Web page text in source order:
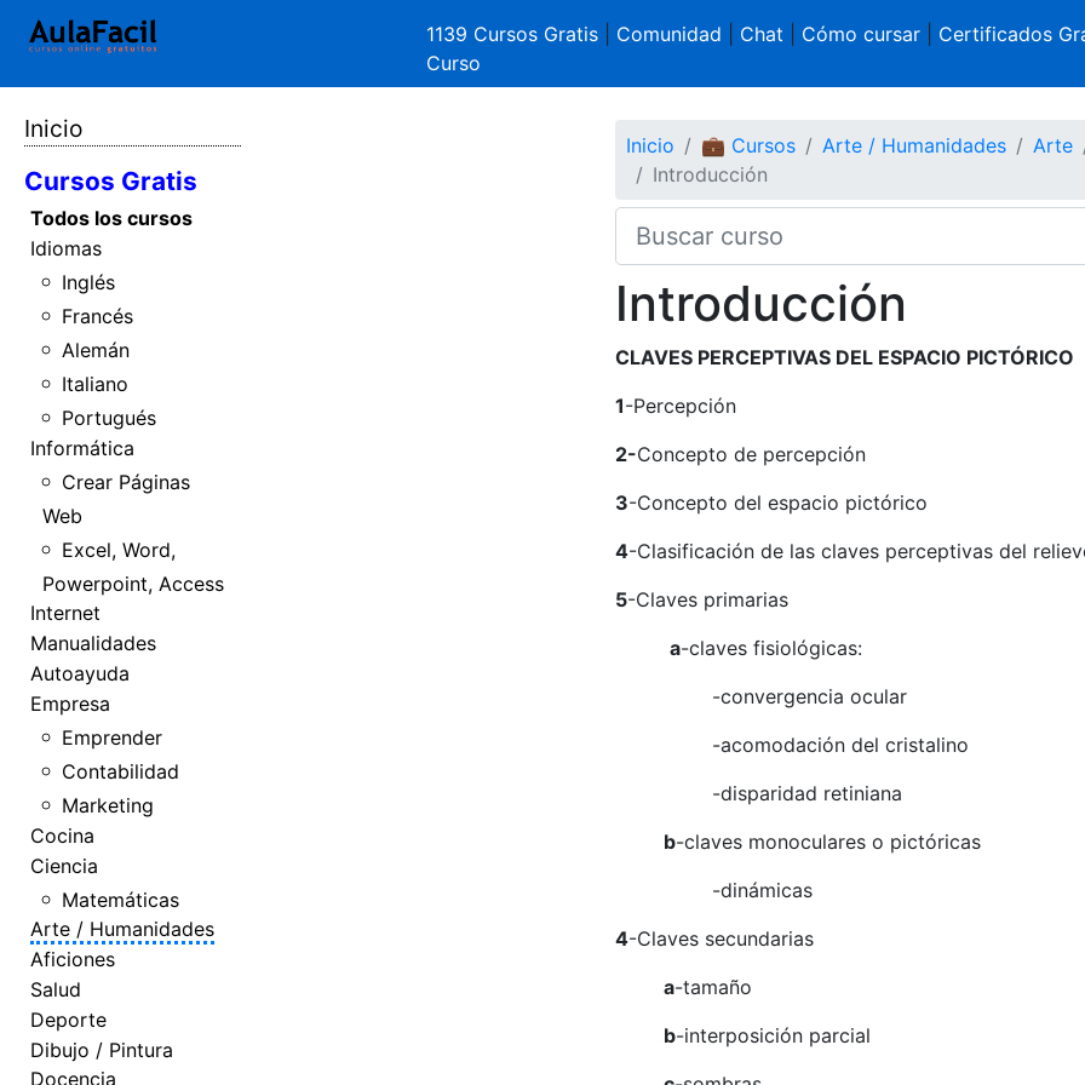
1139 Cursos Gratis Comunidad Chat Cómo cursar| Certificados
Curso
Inicio
Cursos Gratis
Todos los cursos
Idiomas
Inglés
Francés
Alemán
Italiano
Portugués
Informática
Crear Páginas
Web
Excel, Word,
Powerpoint, Access
Internet
Manualidades
Autoayuda
Empresa
Emprender
Contabilidad
Marketing
Cocina
Ciencia
Matemáticas
Arte / Humanidades
Aficiones
Salud
Deporte
Dibujo / Pintura
Docencia
Inicio 💼 Cursos Arte / Humanidades
Arte
Introducción
Introducción
CLAVES PERCEPTIVAS DEL ESPACIO PICTÓRICO
1-Percepción
2-Concepto de percepción
3-Concepto del espacio pictórico
4-Clasificación de las claves perceptivas del
5-Claves primarias
a-claves fisiológicas:
-convergencia ocular
-acomodación del cristalino
-disparidad retiniana
b-claves monoculares o pictóricas
-dinámicas
4-Claves secundarias
a-tamaño
b-interposición parcial